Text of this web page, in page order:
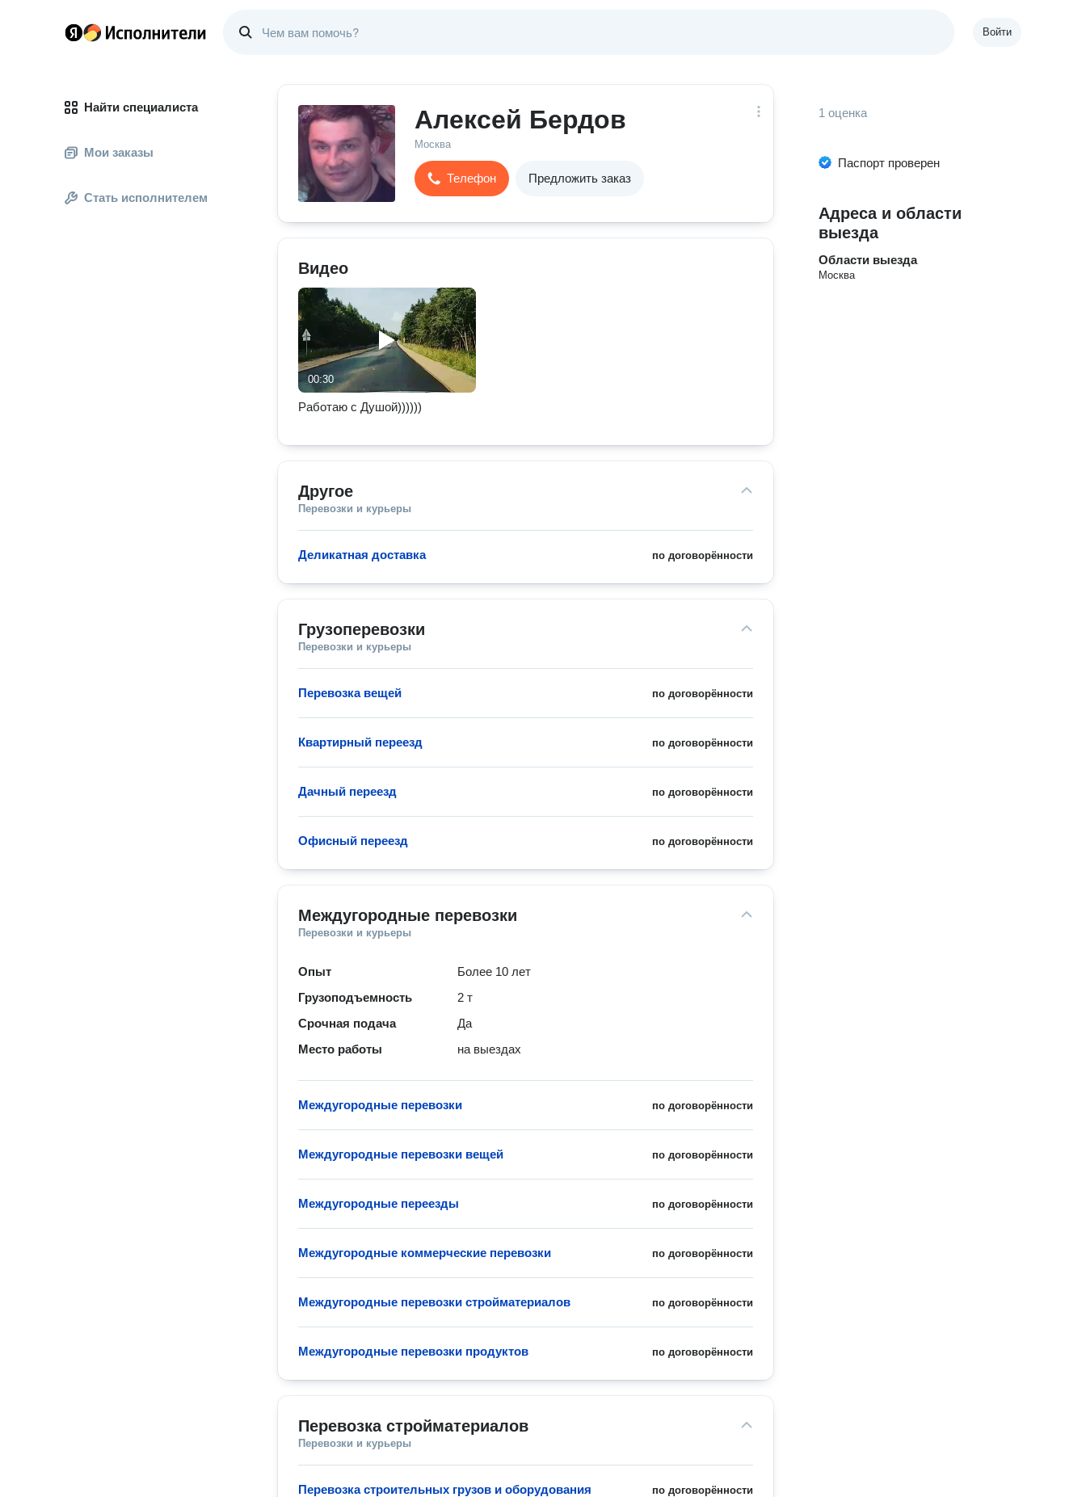
Войти
Найти специалиста
Мои заказы
Стать исполнителем
Алексей Бердов
Москва
Телефон Предложить заказ
Видео
00:30
Работаю с Душой))))))
Другое
Перевозки и курьеры
по договорённости
Деликатная доставка
Грузоперевозки
Перевозки и курьеры
по договорённости
Перевозка вещей
по договорённости
Квартирный переезд
по договорённости
Дачный переезд
по договорённости
Офисный переезд
Междугородные перевозки
Перевозки и курьеры
Опыт
Более 10 лет
Грузоподъемность
2 т
Срочная подача
Да
Место работы
на выездах
по договорённости
Междугородные перевозки
по договорённости
Междугородные перевозки вещей
по договорённости
Междугородные переезды
по договорённости
Междугородные коммерческие перевозки
по договорённости
Междугородные перевозки стройматериалов
по договорённости
Междугородные перевозки продуктов
Перевозка стройматериалов
Перевозки и курьеры
по договорённости
Перевозка строительных грузов и оборудования
1 оценка
Паспорт проверен
Адреса и области
выезда
Области выезда
Москва